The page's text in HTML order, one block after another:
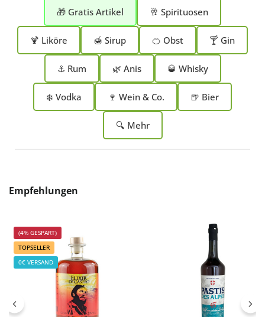
🎁 Gratis Artikel 🥂 Spirituosen
🍹 Liköre 🍯 Sirup 🍊 Obst 🍸 Gin
⚓ Rum 🌿 Anis 🥃 Whisky
❄️ Vodka 🍷 Wein & Co. 🍺 Bier
🔍 Mehr
Produktgalerie überspringen
Empfehlungen
(4% GESPART)
TOPSELLER
0€ VERSAND